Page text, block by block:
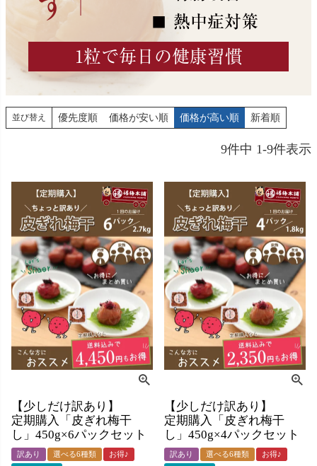
熱中症対策
1粒で毎日の健康習慣
並び替え 優先度順 価格が安い順 価格が高い順 新着順
9件中 1-9件表示
【少しだけ訳あり】
定期購入「皮ぎれ梅干
し」450g×6パックセット
訳あり 選べる6種類 お得♪
【少しだけ訳あり】
定期購入「皮ぎれ梅干
し」450g×4パックセット
訳あり 選べる6種類 お得♪